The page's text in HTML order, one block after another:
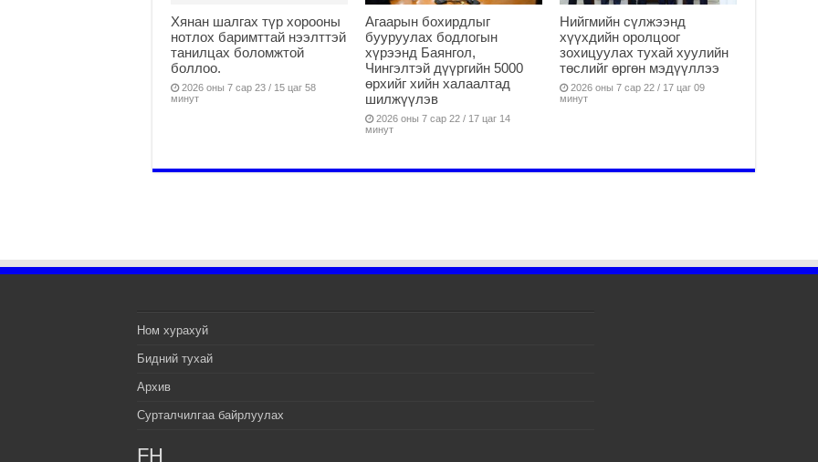
Хянан шалгах түр хорооны
нотлох баримттай нээлттэй
танилцах боломжтой
боллоо.
2026 оны 7 сар 23 / 15 цаг 58
минут
Агаарын бохирдлыг
бууруулах бодлогын
хүрээнд Баянгол,
Чингэлтэй дүүргийн 5000
өрхийг хийн халаалтад
шилжүүлэв
2026 оны 7 сар 22 / 17 цаг 14
минут
Нийгмийн сүлжээнд
хүүхдийн оролцоог
зохицуулах тухай хуулийн
төслийг өргөн мэдүүллээ
2026 оны 7 сар 22 / 17 цаг 09
минут
Ном хурахуй
Бидний тухай
Архив
Сурталчилгаа байрлуулах
FH